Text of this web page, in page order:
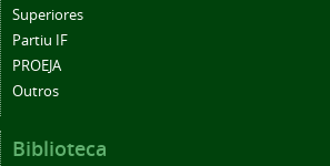
Superiores
Partiu IF
PROEJA
Outros
Biblioteca